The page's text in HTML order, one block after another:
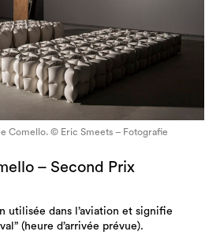
Comello. © Eric Smeets – Fotografie
– Second Prix
utilisée dans l’aviation et signifie
(heure d’arrivée prévue).